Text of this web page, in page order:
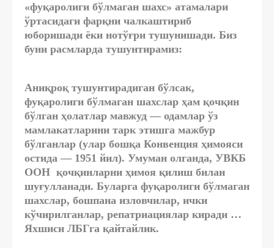
«фуқаролиги бўлмаган шахс» атамалари
ўртасидаги фарқни чалкаштириб
юборишади ёки нотўғри тушунишади. Биз
буни расмларда тушунтирамиз:
Аниқроқ тушунтирадиган бўлсак,
фуқаролиги бўлмаган шахслар ҳам қочқин
бўлган ҳолатлар мавжуд — одамлар ўз
мамлакатларини тарк этишга мажбур
бўлганлар (улар бошқа Конвенция ҳимояси
остида — 1951 йил). Умуман олганда, УВКБ
ООН қочқинларни ҳимоя қилиш билан
шуғулланади. Буларга фуқаролиги бўлмаган
шахслар, бошпана изловчилар, ички
кўчирилганлар, репатриациялар киради …
Яхшиси ЛБГга қайтайлик.